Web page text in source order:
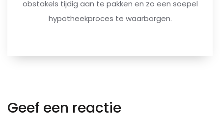
obstakels tijdig aan te pakken en zo een soepel
hypotheekproces te waarborgen.
Geef een reactie